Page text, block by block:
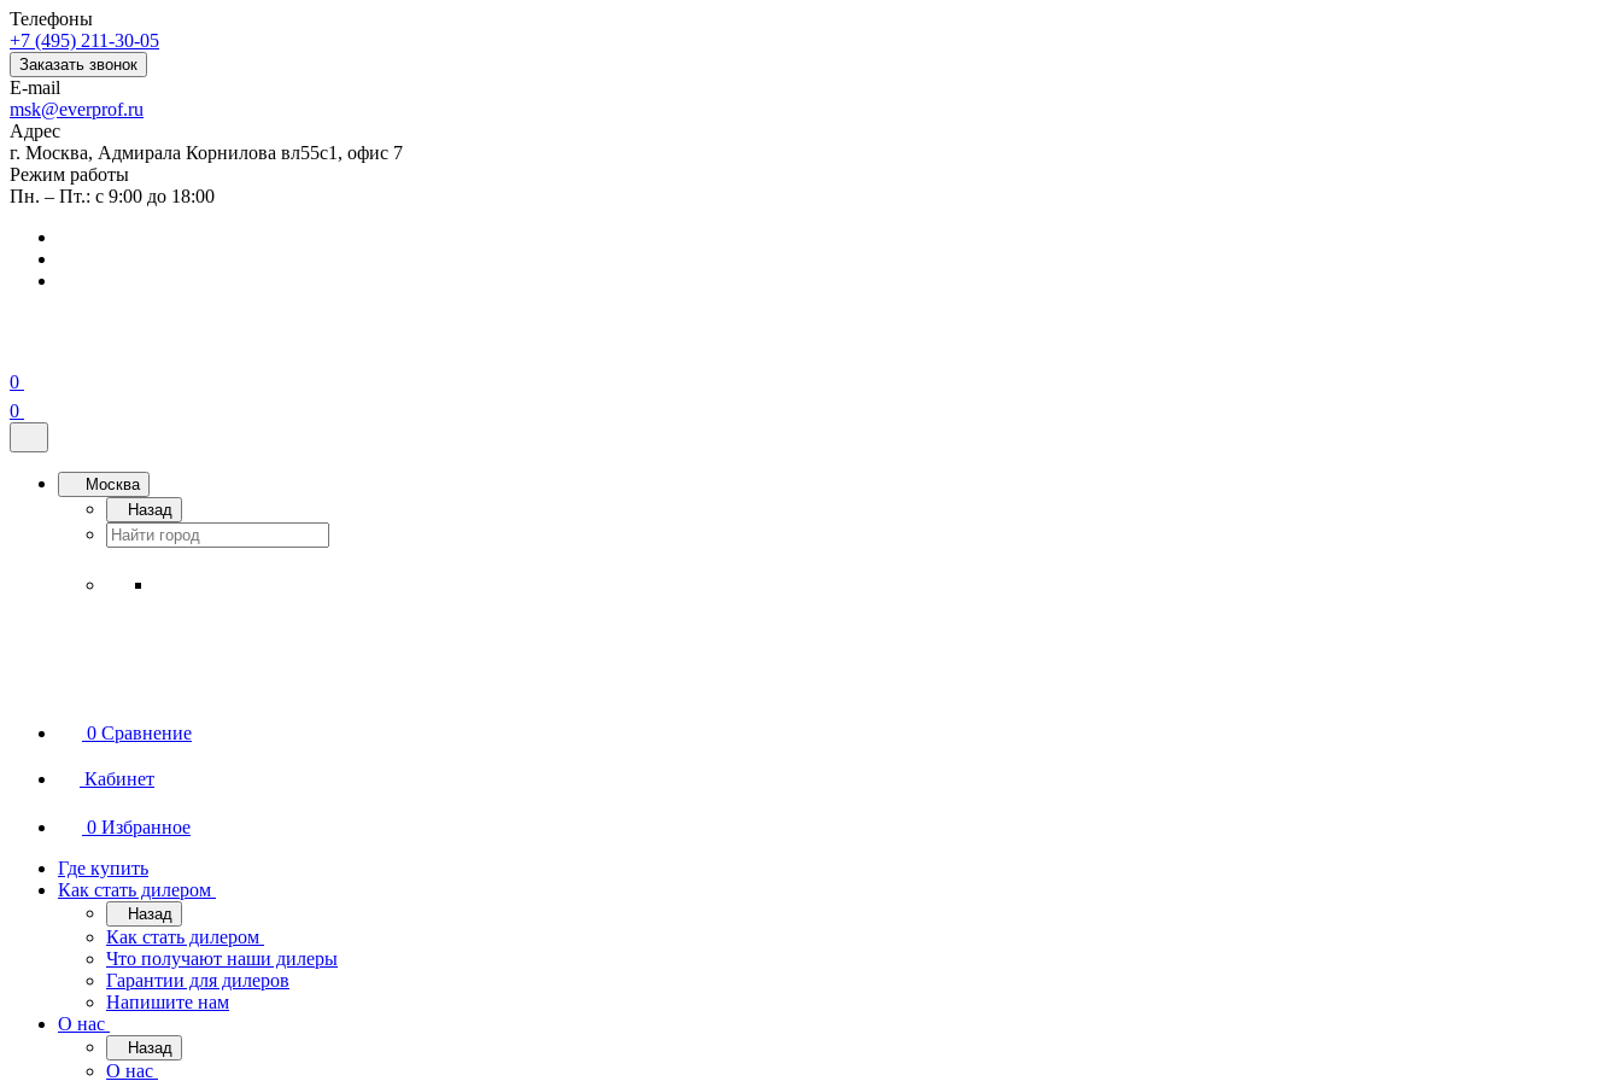
Телефоны
+7 (495) 211-30-05
Заказать звонок
E-mail
msk@everprof.ru
Адрес
г. Москва, Адмирала Корнилова вл55с1, офис 7
Режим работы
Пн. – Пт.: с 9:00 до 18:00
0
0
Москва
Назад
0 Сравнение
Кабинет
0 Избранное
Где купить
Как стать дилером
Назад
Как стать дилером
Что получают наши дилеры
Гарантии для дилеров
Напишите нам
О нас
Назад
О нас